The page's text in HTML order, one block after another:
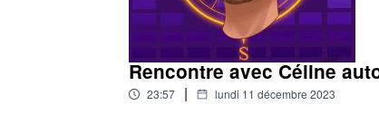
Rencontre avec Céline
23:57 | lundi 11 décembre 2023